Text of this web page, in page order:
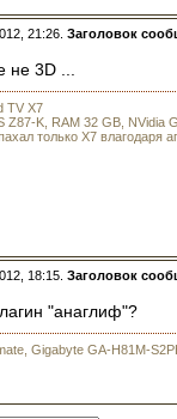
21:26. Заголовок
3D ...
TV X7
Z87-K, RAM 32 GB, NVidia
только X7 влагодаря
18:15. Заголовок
"анаглиф"?
Gigabyte GA-H81M-